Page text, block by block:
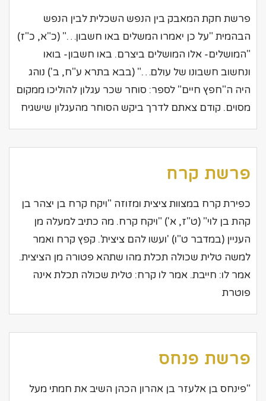
פרשת חקת המאבק בין הנפש השכלית לבין הנפש
הבהמית "על כן יאמרו המשלים באו חשבון…" (כ"א, כ"ז)
"המושלים- אלו המושלים ביצרם. באו חשבון- בואו
ונחשוב חשבונו של עולם…" (בבא בתרא ע"ח, ב') נוהג
היה ה"חפץ חיים" לספר: סוחר שכר עגלון להוליכו ממקום
מסוים. קודם צאתם לדרך ביקש הסוחר מהעגלון שישגיח
פרשת קרח
כפירת קרח במצוות ציצית ומזוזה "ויקח קרח בן יצהר בן
קהת בן לוי" (ט"ז, א') "ויקח קרח. מה כתיב למעלה מן
העניין (במדבר ט"ו) 'ועשו להם ציצית'. קפץ קרח ואמר
למשה טלית שכולה תכלת מהו שתהא פטורה מן הציצית.
אמר לו: חייבת. אמר לו קרח: טלית שכולה תכלת אינה
פוטרת
פרשת פנחס
"פינחס בן אלעזר בן אהרון הכהן השיב את חמתי מעל